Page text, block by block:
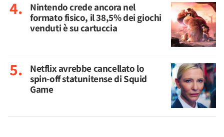
Nintendo crede ancora nel
formato fisico, il 38,5% dei giochi
venduti è su cartuccia
Netflix avrebbe cancellato lo
spin-off statunitense di Squid
Game